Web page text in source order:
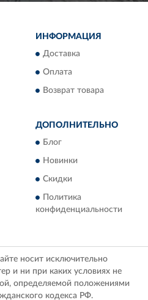
ИНФОРМАЦИЯ
Доставка
Оплата
Возврат товара
ДОПОЛНИТЕЛЬНО
Блог
Новинки
Скидки
Политика
конфиденциальности
носит исключительно
и ни при каких условиях не
определяемой положениями
кодекса РФ.